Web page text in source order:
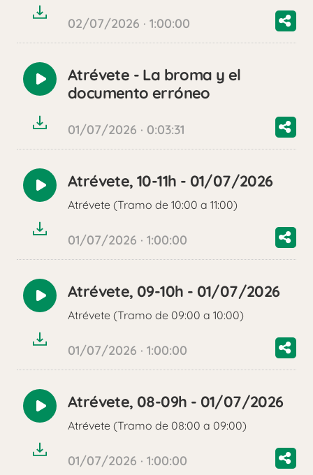
02/07/2026 · 1:00:00
Reproducir
audio
Atrévete - La broma y el
documento erróneo
01/07/2026 · 0:03:31
Reproducir
audio
Atrévete, 10-11h - 01/07/2026
Atrévete (Tramo de 10:00 a 11:00)
01/07/2026 · 1:00:00
Reproducir
audio
Atrévete, 09-10h - 01/07/2026
Atrévete (Tramo de 09:00 a 10:00)
01/07/2026 · 1:00:00
Reproducir
audio
Atrévete, 08-09h - 01/07/2026
Atrévete (Tramo de 08:00 a 09:00)
01/07/2026 · 1:00:00